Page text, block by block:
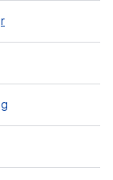
r
g